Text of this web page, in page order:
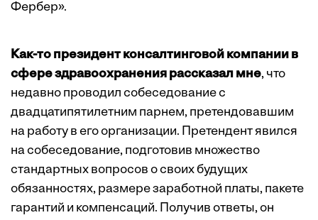
Фербер».
Как-то президент консалтинговой компании в
сфере здравоохранения рассказал мне, что
недавно проводил собеседование с
двадцатипятилетним парнем, претендовавшим
на работу в его организации. Претендент явился
на собеседование, подготовив множество
стандартных вопросов о своих будущих
обязанностях, размере заработной платы, пакете
гарантий и компенсаций. Получив ответы, он